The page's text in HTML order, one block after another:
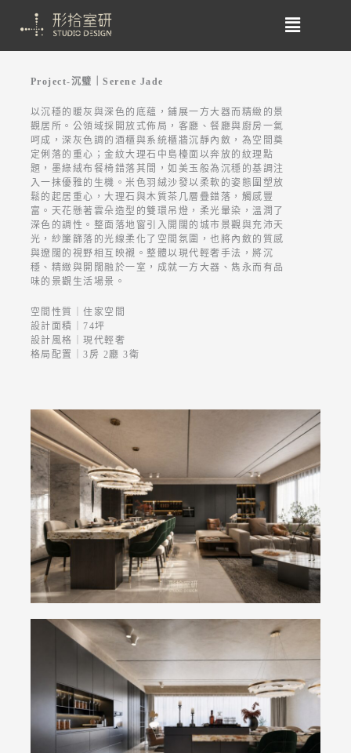
Project-沉璧｜Serene Jade
以沉穩的暖灰與深色的底蘊，鋪展一方大器而精緻的景
觀居所。公領域採開放式佈局，客廳、餐廳與廚房一氣
呵成，深灰色調的酒櫃與系統櫃牆沉靜內斂，為空間奠
定俐落的重心；金紋大理石中島檯面以奔放的紋理點
題，墨綠絨布餐椅錯落其間，如美玉般為沉穩的基調注
入一抹優雅的生機。米色羽絨沙發以柔軟的姿態圍塑放
鬆的起居重心，大理石與木質茶几層疊錯落，觸感豐
富。天花懸著雲朵造型的雙環吊燈，柔光暈染，溫潤了
深色的調性。整面落地窗引入開闊的城市景觀與充沛天
光，紗簾篩落的光線柔化了空間氛圍，也將內斂的質感
與遼闊的視野相互映襯。整體以現代輕奢手法，將沉
穩、精緻與開闊融於一室，成就一方大器、雋永而有品
味的景觀生活場景。
空間性質｜住家空間
設計面積｜74坪
設計風格｜現代輕奢
格局配置｜3房 2廳 3衛